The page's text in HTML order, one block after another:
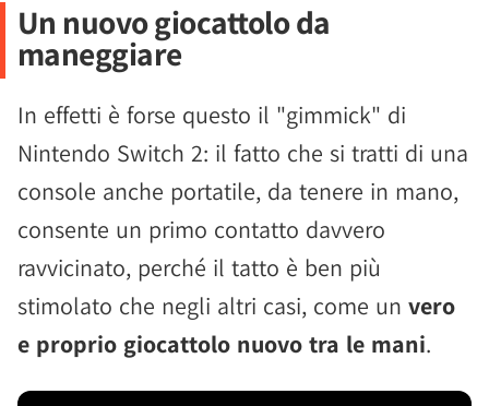
Un nuovo giocattolo da
maneggiare
In effetti è forse questo il "gimmick" di
Nintendo Switch 2: il fatto che si tratti di una
console anche portatile, da tenere in mano,
consente un primo contatto davvero
ravvicinato, perché il tatto è ben più
stimolato che negli altri casi, come un vero
e proprio giocattolo nuovo tra le mani.